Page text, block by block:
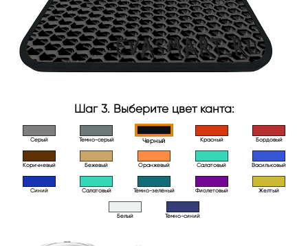
Шаг 3. Выберите цвет канта:
Серый Темно-серый Черный Красный Бордовый
Коричневый Бежевый Оранжевый Салатовый Васильковый
Синий Салатовый Тёмно-зелёный Фиолетовый Желтый
Белый Тёмно-синий